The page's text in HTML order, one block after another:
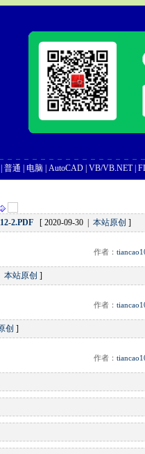
普通 电脑 AutoCAD VB/VB.NET|
2.PDF [ 2020-09-30 | 本站原创 ]
作者：
本站原创 ]
作者：
创 ]
作者：